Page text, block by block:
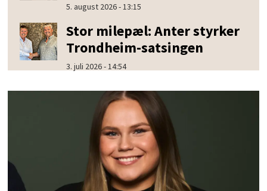
5. august 2026 - 13:15
Stor milepæl: Anter styrker
Trondheim-satsingen
3. juli 2026 - 14:54